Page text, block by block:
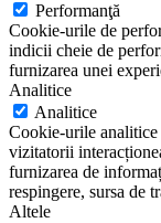
Performanţă
Cookie-urile de
indicii cheie de
furnizarea unei
Analitice
Analitice
Cookie-urile
vizitatorii
furnizarea de
respingere, sursa de
Altele